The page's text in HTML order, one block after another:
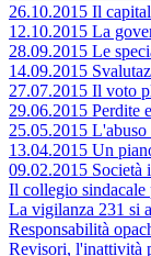
26.10.2015 Il
12.10.2015 La
28.09.2015 Le
14.09.2015
27.07.2015 Il voto
29.06.2015 Perdite
25.05.2015
13.04.2015 Un
09.02.2015 Società
Il collegio
La vigilanza 231 si
Responsabilità
Revisori, l'inattività